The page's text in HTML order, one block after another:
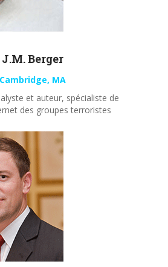
J.M. Berger
Cambridge, MA
et auteur, spécialiste de
des groupes terroristes